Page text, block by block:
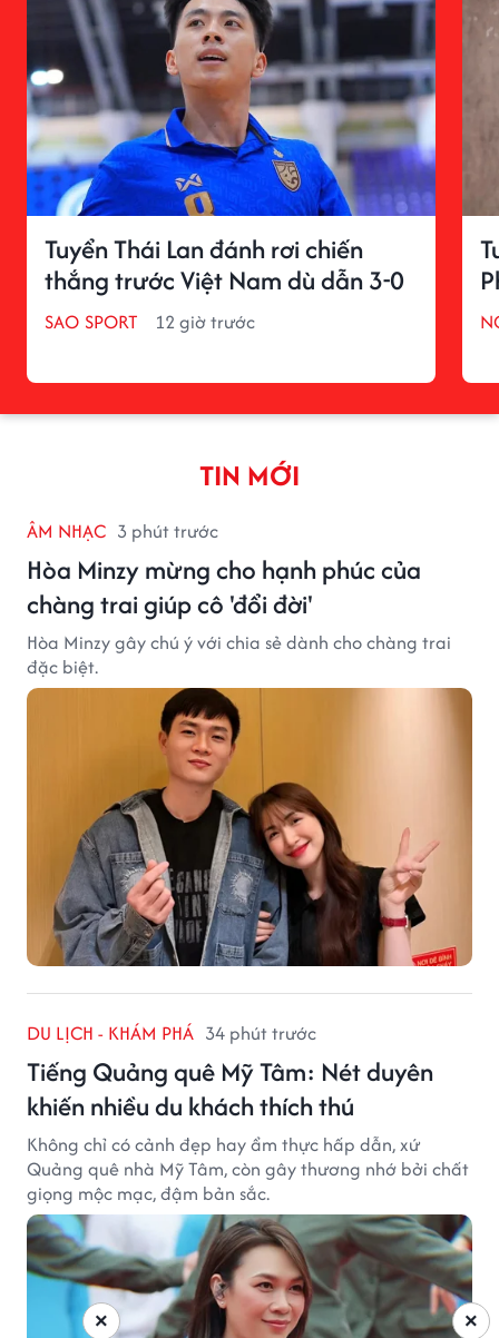
Tuyển Thái Lan đánh rơi chiến
thắng trước Việt Nam dù dẫn 3-0
SAO SPORT 12 giờ trước
TIN MỚI
ÂM NHẠC 3 phút trước
Hòa Minzy mừng cho hạnh phúc của
chàng trai giúp cô 'đổi đời'
Hòa Minzy gây chú ý với chia sẻ dành cho chàng trai
đặc biệt.
DU LỊCH - KHÁM PHÁ 34 phút trước
Tiếng Quảng quê Mỹ Tâm: Nét duyên
khiến nhiều du khách thích thú
Không chỉ có cảnh đẹp hay ẩm thực hấp dẫn, xứ
Quảng quê nhà Mỹ Tâm, còn gây thương nhớ bởi chất
giọng mộc mạc, đậm bản sắc.
×
×